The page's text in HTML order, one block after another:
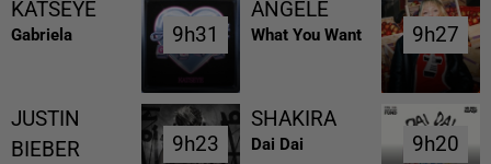
KATSEYE
Gabriela 9h31
9h31
ANGELE
What You Want 9h27
9h27
JUSTIN
BIEBER
9h23
9h23
SHAKIRA
Dai Dai 9h20
9h20